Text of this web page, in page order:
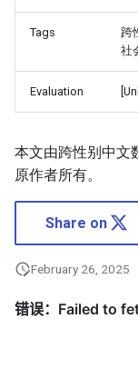
Tags
跨
社
Evaluation
本文由跨性别中文
原作者所有。
Share on
February 26, 2025